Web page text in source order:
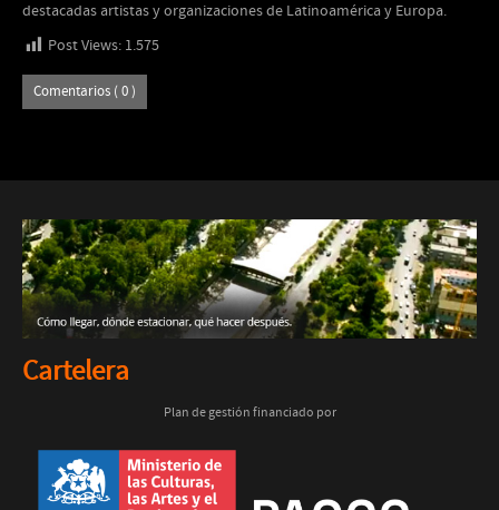
destacadas artistas y organizaciones de Latinoamérica y Europa.
Post Views: 1.575
Comentarios ( 0 )
Cartelera
Plan de gestión financiado por